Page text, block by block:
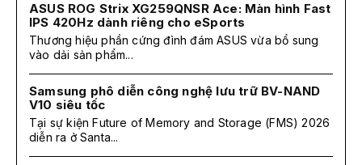
ASUS ROG Strix XG259QNSR Ace: Màn hình Fast
IPS 420Hz dành riêng cho eSports
Thương hiệu phần cứng đình đám ASUS vừa bổ sung
vào dải sản phẩm...
Samsung phô diễn công nghệ lưu trữ BV-NAND
V10 siêu tốc
Tại sự kiện Future of Memory and Storage (FMS) 2026
diễn ra ở Santa...